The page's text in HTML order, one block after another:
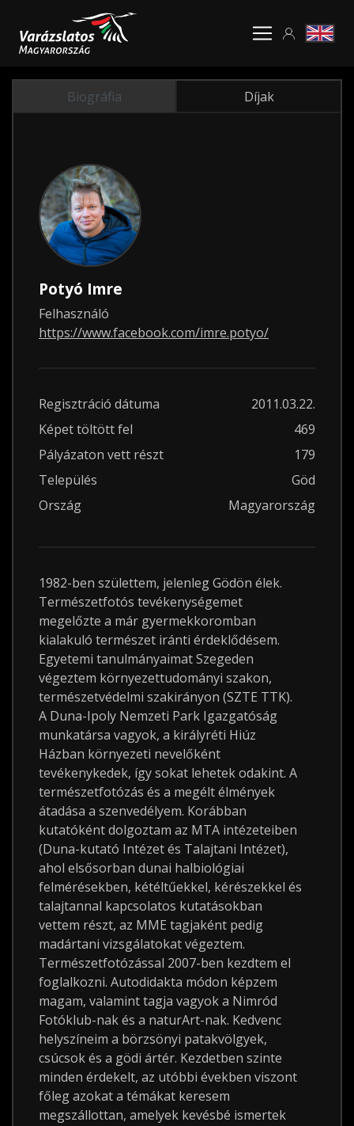
Biográfia Díjak
Potyó Imre
Felhasználó
https://www.facebook.com/imre.potyo/
Regisztráció dátuma
2011.03.22.
Képet töltött fel
469
Pályázaton vett részt
179
Település
Göd
Ország
Magyarország
1982-ben születtem, jelenleg Gödön élek.
Természetfotós tevékenységemet
megelőzte a már gyermekkoromban
kialakuló természet iránti érdeklődésem.
Egyetemi tanulmányaimat Szegeden
végeztem környezettudományi szakon,
természetvédelmi szakirányon (SZTE TTK).
A Duna-Ipoly Nemzeti Park Igazgatóság
munkatársa vagyok, a királyréti Hiúz
Házban környezeti nevelőként
tevékenykedek, így sokat lehetek odakint. A
természetfotózás és a megélt élmények
átadása a szenvedélyem. Korábban
kutatóként dolgoztam az MTA intézeteiben
(Duna-kutató Intézet és Talajtani Intézet),
ahol elsősorban dunai halbiológiai
felmérésekben, kétéltűekkel, kérészekkel és
talajtannal kapcsolatos kutatásokban
vettem részt, az MME tagjaként pedig
madártani vizsgálatokat végeztem.
Természetfotózással 2007-ben kezdtem el
foglalkozni. Autodidakta módon képzem
magam, valamint tagja vagyok a Nimród
Fotóklub-nak és a naturArt-nak. Kedvenc
helyszíneim a börzsönyi patakvölgyek,
csúcsok és a gödi ártér. Kezdetben szinte
minden érdekelt, az utóbbi években viszont
főleg azokat a témákat keresem
megszállottan, amelyek kevésbé ismertek